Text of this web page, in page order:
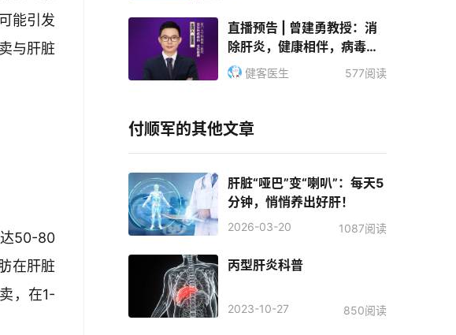
能引发
与肝脏
50-80
在肝脏
，在1-
直播预告 | 曾建勇教授：消
除肝炎，健康相伴，病毒性
肝炎健康知识宣教
健客医生 577阅读
付顺军的其他文章
肝脏“哑巴”变“喇叭”：每天5
分钟，悄悄养出好肝！
2026-03-20 1087阅读
丙型肝炎科普
2023-10-27 850阅读